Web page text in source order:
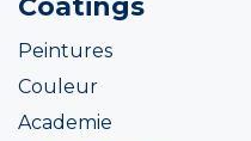
Peintures
Couleur
Academie